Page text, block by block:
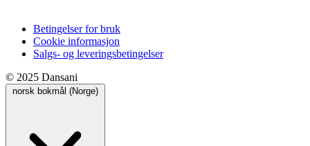
Betingelser for bruk
Cookie informasjon
Salgs- og leveringsbetingelser
© 2025 Dansani
norsk bokmål (Norge)